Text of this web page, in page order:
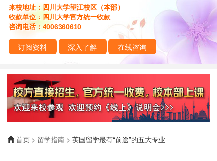
来校地址：四川大学望江校区（本部）
收款单位： 四川大学官方统一收款
咨询电话： 4006360610
订阅资料 深入了解 在线咨询
首页 > 留学指南 > 英国留学最有“前途”的五大专业